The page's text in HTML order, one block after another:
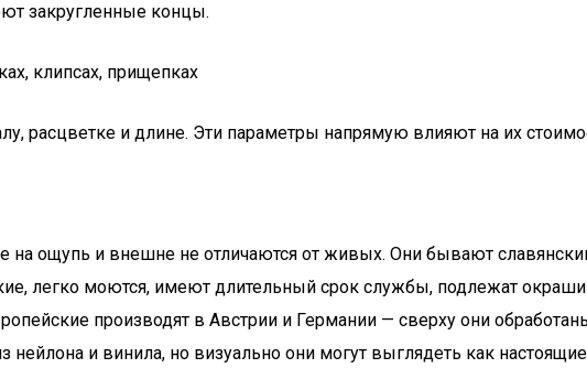
закругленные концы.
клипсах, прищепках
расцветке и длине. Эти параметры напрямую влияют на их
на ощупь и внешне не отличаются от живых. Они бывают
легко моются, имеют длительный срок службы, подлежат
производят в Австрии и Германии — сверху они
нейлона и винила, но визуально они могут выглядеть как